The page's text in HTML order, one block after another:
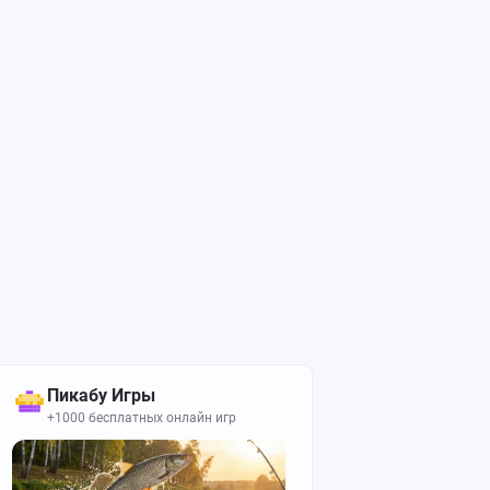
Пикабу Игры
+1000 бесплатных онлайн игр